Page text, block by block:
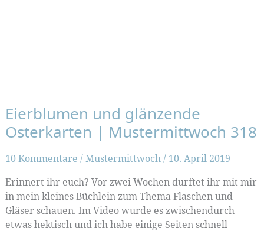
Eierblumen und glänzende
Osterkarten | Mustermittwoch 318
10 Kommentare /Mustermittwoch/ 10. April 2019
Erinnert ihr euch? Vor zwei Wochen durftet ihr mit mir
in mein kleines Büchlein zum Thema Flaschen und
Gläser schauen. Im Video wurde es zwischendurch
etwas hektisch und ich habe einige Seiten schnell